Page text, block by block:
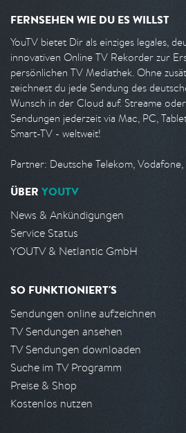
FERNSEHEN WIE DU ES WILLST
YouTV bietet Dir als einziges legales,
innovativen Online TV Rekorder zur
persönlichen TV Mediathek. Ohne
zeichnest du jede Sendung des
Wunsch in der Cloud auf. Streame
Sendungen jederzeit via Mac, PC,
Smart-TV - weltweit!
Partner: Deutsche Telekom,
ÜBER YOUTV
News & Ankündigungen
Service Status
YOUTV & Netlantic GmbH
SO FUNKTIONIERT'S
Sendungen online aufzeichnen
TV Sendungen ansehen
TV Sendungen downloaden
Suche im TV Programm
Preise & Shop
Kostenlos nutzen